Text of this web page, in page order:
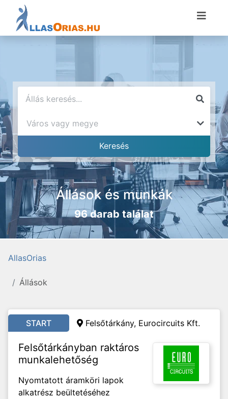
Állások és munkák
96 darab találat
AllasOrias
Állások
START Felsőtárkány, Eurocircuits Kft.
Felsőtárkányban raktáros
munkalehetőség
Nyomtatott áramköri lapok
alkatrész beültetéséhez